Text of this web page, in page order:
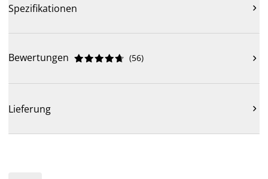
Spezifikationen 
Bewertungen 




 (56) 
Lieferung 